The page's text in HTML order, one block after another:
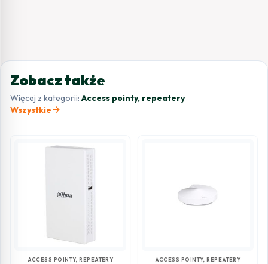
Zobacz także
Więcej z kategorii: Access pointy, repeatery
Wszystkie arrow_forward
ACCESS POINTY, REPEATERY ACCESS POINTY, REPEATERY